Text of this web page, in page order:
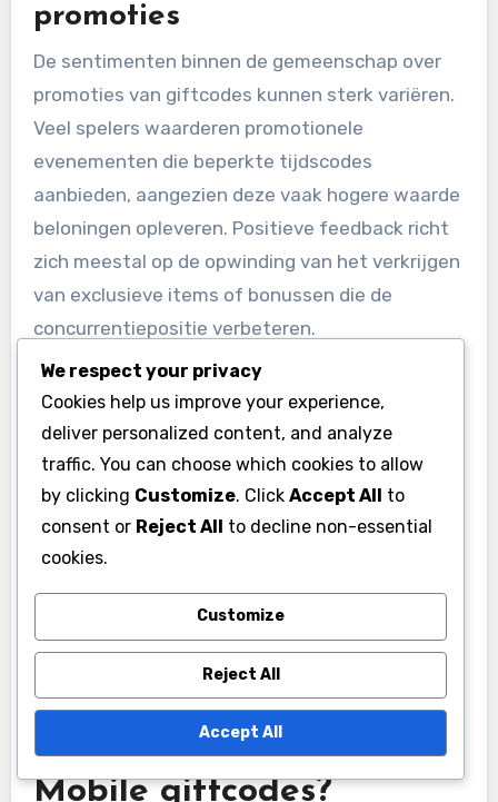
promoties
De sentimenten binnen de gemeenschap over
promoties van giftcodes kunnen sterk variëren.
Veel spelers waarderen promotionele
evenementen die beperkte tijdscodes
aanbieden, aangezien deze vaak hogere waarde
beloningen opleveren. Positieve feedback richt
zich meestal op de opwinding van het verkrijgen
van exclusieve items of bonussen die de
concurrentiepositie verbeteren.
Omgekeerd bekritiseren sommige spelers
promoties die lijken te bevoordelen nieuwe
spelers boven veteranen, wat leidt tot
discussies over eerlijkheid. Betrokkenheid bij
communityforums kan inzicht geven in welke
promoties momenteel favoriet zijn en welke
codes door ervaren spelers als de beste worden
Hoe kan ik op de hoogte
blijven van nieuwe Lords
Mobile giftcodes?
We respect your privacy
Cookies help us improve your experience,
deliver personalized content, and analyze
traffic. You can choose which cookies to allow
by clicking Customize. Click Accept All to
consent or Reject All to decline non-essential
cookies.
Customize
Reject All
Accept All